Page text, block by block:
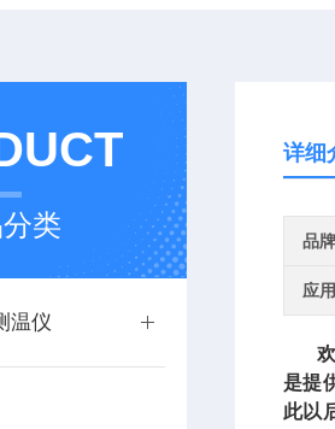
类
温仪
详细
品牌
应
欢
是提
此以